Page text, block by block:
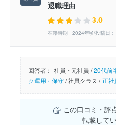
退職理由
3.0
在籍時期：2024年頃/投稿日
回答者： 社員・元社員 / 20代前
ク運用・保守/社員クラス / 正社
この口コミ・評
転載してい